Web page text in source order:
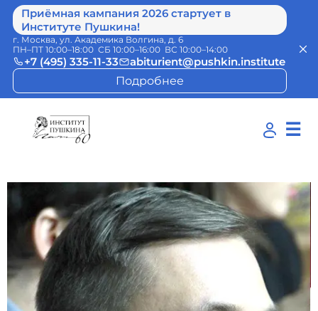
Приёмная кампания 2026 стартует в
Институте Пушкина!
г. Москва, ул. Академика Волгина, д. 6
ПН–ПТ 10:00–18:00 СБ 10:00–16:00 ВС 10:00–14:00
+7 (495) 335-11-33
abiturient@pushkin.institute
Подробнее
☰